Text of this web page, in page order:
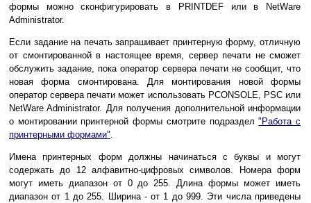
формы можно сконфигурировать в PRINTDEF или в NetWare
Administrator.
Если задание на печать запрашивает принтерную форму, отличную
от смонтированной в настоящее время, сервер печати не сможет
обслужить задание, пока оператор сервера печати не сообщит, что
новая форма смонтирована. Для монтирования новой формы
оператор сервера печати может использовать PCONSOLE, PSC или
NetWare Administrator. Для получения дополнительной информации
о монтировании принтерной формы смотрите подраздел"Работа с
принтерными формами"
Имена принтерных форм должны начинаться с буквы и могут
содержать до 12 алфавитно-цифровых символов. Номера форм
могут иметь диапазон от 0 до 255. Длина формы может иметь
диапазон от 1 до 255. Ширина - от 1 до 999. Эти числа приведены